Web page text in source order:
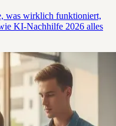
was wirklich funktioniert,
KI-Nachhilfe 2026 alles